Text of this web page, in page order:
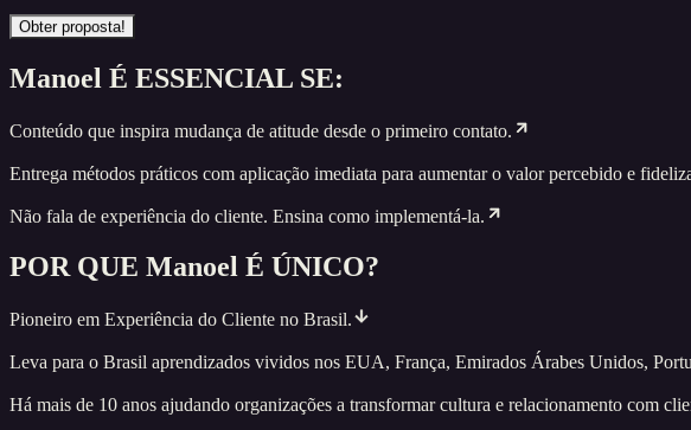
Obter proposta!
Manoel É ESSENCIAL SE:
Conteúdo que inspira mudança de atitude desde o primeiro contato.
Entrega métodos práticos com aplicação imediata para aumentar o valor percebido e
Não fala de experiência do cliente. Ensina como implementá-la.
POR QUE Manoel É ÚNICO?
Pioneiro em Experiência do Cliente no Brasil.
Leva para o Brasil aprendizados vividos nos EUA, França, Emirados Árabes Unidos,
Há mais de 10 anos ajudando organizações a transformar cultura e relacionamento com